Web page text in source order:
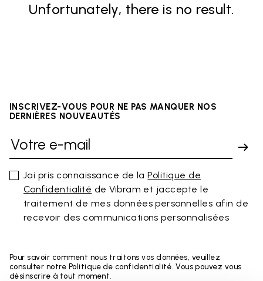
Unfortunately, there is no result.
INSCRIVEZ-VOUS POUR NE PAS MANQUER NOS
DERNIÈRES NOUVEAUTÉS
Jai pris connaissance de laPolitique de
Confidentialité de Vibram et jaccepte le
traitement de mes données personnelles afin de
recevoir des communications personnalisées
Pour savoir comment nous traitons vos données, veuillez
consulter notre Politique de confidentialité. Vous pouvez vous
désinscrire à tout moment.